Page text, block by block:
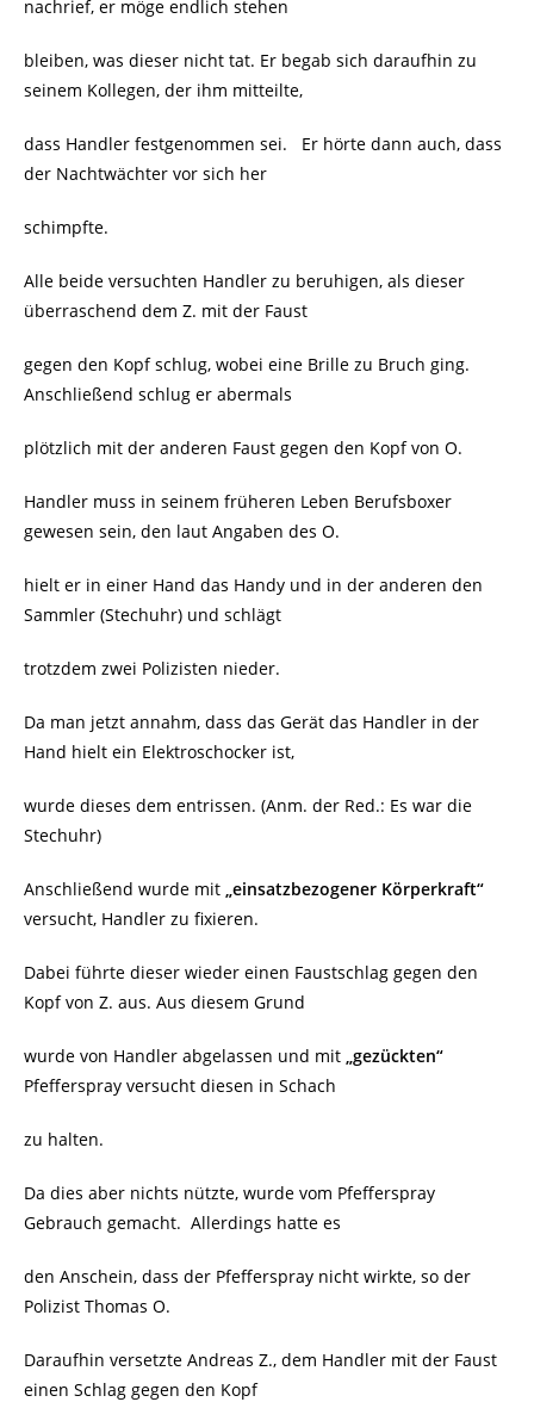
nachrief, er möge endlich stehen
bleiben, was dieser nicht tat. Er begab sich daraufhin zu
seinem Kollegen, der ihm mitteilte,
dass Handler festgenommen sei.
Er hörte dann auch, dass
der Nachtwächter vor sich her
schimpfte.
Alle beide versuchten Handler zu beruhigen, als dieser
überraschend dem Z. mit der Faust
gegen den Kopf schlug, wobei eine Brille zu Bruch ging.
Anschließend schlug er abermals
plötzlich mit der anderen Faust gegen den Kopf von O.
Handler muss in seinem früheren Leben Berufsboxer
gewesen sein, den laut Angaben des O.
hielt er in einer Hand das Handy und in der anderen den
Sammler (Stechuhr) und schlägt
trotzdem zwei Polizisten nieder.
Da man jetzt annahm, dass das Gerät das Handler in der
Hand hielt ein Elektroschocker ist,
wurde dieses dem entrissen. (Anm. der Red.: Es war die
Stechuhr)
Anschließend wurde mit „einsatzbezogener Körperkraft“
versucht, Handler zu fixieren.
Dabei führte dieser wieder einen Faustschlag gegen den
Kopf von Z. aus. Aus diesem Grund
wurde von Handler abgelassen und mit „gezückten“
Pfefferspray versucht diesen in Schach
zu halten.
Da dies aber nichts nützte, wurde vom Pfefferspray
Gebrauch gemacht. Allerdings hatte es
den Anschein, dass der Pfefferspray nicht wirkte, so der
Polizist Thomas O.
Daraufhin versetzte Andreas Z., dem Handler mit der Faust
einen Schlag gegen den Kopf